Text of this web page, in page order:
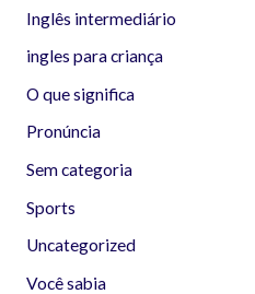
Inglês intermediário
ingles para criança
O que significa
Pronúncia
Sem categoria
Sports
Uncategorized
Você sabia